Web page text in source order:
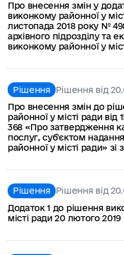
Про внесення змін у
виконкому районної у
листопада 2018 року №
архівного підрозділу та
виконкому районної у
Рішення Рішення від
Про внесення змін до
районної у місті ради
368 «Про затвердження
послуг, суб'єктом
районної у місті ради» зі
Рішення Рішення від
Додаток 1 до рішення
місті ради 20 лютого